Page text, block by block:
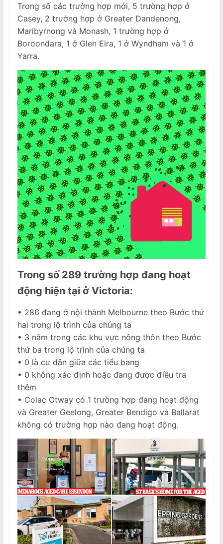
Trong số các trường hợp mới, 5 trường hợp ở
Casey, 2 trường hợp ở Greater Dandenong,
Maribyrnong và Monash, 1 trường hợp ở
Boroondara, 1 ở Glen Eira, 1 ở Wyndham và 1 ở
Yarra.
Trong số 289 trường hợp đang hoạt
động hiện tại ở Victoria:
• 286 đang ở nội thành Melbourne theo Bước thứ
hai trong lộ trình của chúng ta
• 3 nằm trong các khu vực nông thôn theo Bước
thứ ba trong lộ trình của chúng ta
• 0 là cư dân giữa các tiểu bang
• 0 không xác định hoặc đang được điều tra
thêm
• Colac Otway có 1 trường hợp đang hoạt động
và Greater Geelong, Greater Bendigo và Ballarat
không có trường hợp nào đang hoạt động.